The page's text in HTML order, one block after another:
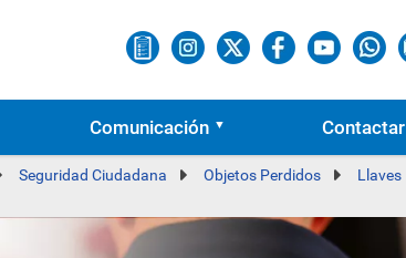
Comunicación Contactar
Seguridad Ciudadana Objetos Perdidos
Llaves